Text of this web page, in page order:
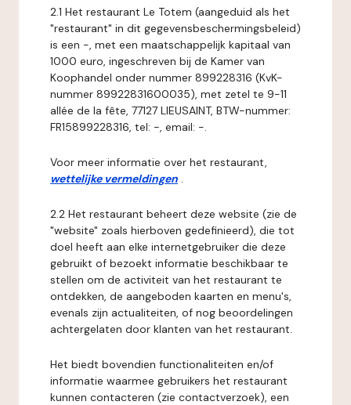
2.1 Het restaurant Le Totem (aangeduid als het
"restaurant" in dit gegevensbeschermingsbeleid)
is een -, met een maatschappelijk kapitaal van
1000 euro, ingeschreven bij de Kamer van
Koophandel onder nummer 899228316 (KvK-
nummer 89922831600035), met zetel te 9-11
allée de la fête, 77127 LIEUSAINT, BTW-nummer:
FR15899228316, tel: -, email: -.
Voor meer informatie over het restaurant,
wettelijke vermeldingen .
2.2 Het restaurant beheert deze website (zie de
"website" zoals hierboven gedefinieerd), die tot
doel heeft aan elke internetgebruiker die deze
gebruikt of bezoekt informatie beschikbaar te
stellen om de activiteit van het restaurant te
ontdekken, de aangeboden kaarten en menu's,
evenals zijn actualiteiten, of nog beoordelingen
achtergelaten door klanten van het restaurant.
Het biedt bovendien functionaliteiten en/of
informatie waarmee gebruikers het restaurant
kunnen contacteren (zie contactverzoek), een